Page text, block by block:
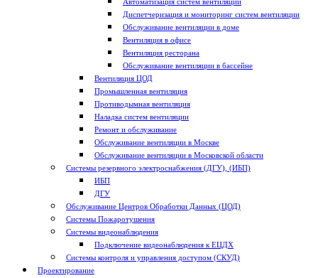
Диспетчеризация и мониторинг систем вентиляции
Обслуживание вентиляции в доме
Вентиляция в офисе
Вентиляция ресторана
Обслуживание вентиляции в бассейне
Вентиляция ЦОД
Промышленная вентиляция
Противодымная вентиляция
Наладка систем вентиляции
Ремонт и обслуживание
Обслуживание вентиляции в Москве
Обслуживание вентиляции в Московской области
Системы резервного электроснабжения (ДГУ), (ИБП)
ИБП
ДГУ
Обслуживание Центров Обработки Данных (ЦОД)
Системы Пожаротушения
Системы видеонаблюдения
Подключение видеонаблюдения к ЕЦДХ
Системы контроля и управления доступом (СКУД)
Проектирование